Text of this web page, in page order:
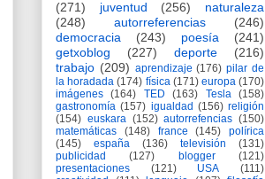
(271)
juventud (256)
naturaleza
(248)
autorreferencias
(246)
democracia
(243) poesía
(241)
getxoblog
(227) deporte
(216)
trabajo (209) aprendizaje (176) pilar de
la horadada (174) física (171) europa (170)
imágenes
(164) TED (163) Tesla
(158)
gastronomía (157) igualdad (156) religión
(154) euskara (152) autorrefencias (150)
matemáticas
(148) france (145)
polírica
(145)
españa (136) televisión
(131)
publicidad
(127) blogger
(121)
presentaciones
(121) USA
(111)